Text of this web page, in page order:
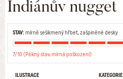
Indiánův nugget
STAV:mírně sešikmený hřbet, zašpiněné desky
7/10 (Pěkný stav, mírná poškození)
ILUSTRACE
KATEGORIE